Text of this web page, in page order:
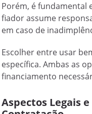
Porém, é fundamental
fiador assume
em caso de
Escolher entre usar
específica. Ambas as
financiamento
Aspectos Legais